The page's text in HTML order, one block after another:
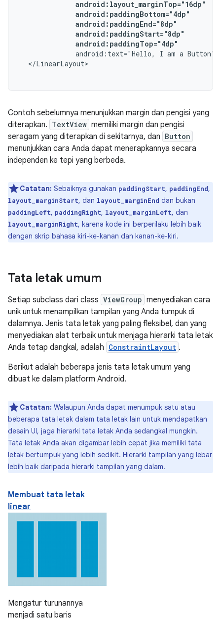
android:paddingTop="4dp"
android:text="Hello,
I am a Button"
Contoh sebelumnya menunjukkan margin dan pengisi yang
diterapkan. TextView memiliki margin dan pengisi
seragam yang diterapkan di sekitarnya, dan Button
menunjukkan cara Anda dapat menerapkannya secara
independen ke tepi yang berbeda.
Catatan: Sebaiknya gunakan paddingStart, paddingEnd,
layout_marginStart, dan layout_marginEnd dan bukan
paddingLeft, paddingRight, layout_marginLeft, dan
layout_marginRight, karena kode ini berperilaku lebih baik
dengan skrip bahasa kiri-ke-kanan dan kanan-ke-kiri.
Tata letak umum
Setiap subclass dari class ViewGroup menyediakan cara
unik untuk menampilkan tampilan yang Anda tumpuk di
dalamnya. Jenis tata letak yang paling fleksibel, dan yang
menyediakan alat terbaik untuk menjaga hierarki tata letak
Anda tetap dangkal, adalah ConstraintLayout .
Berikut adalah beberapa jenis tata letak umum yang
dibuat ke dalam platform Android.
Catatan: Walaupun Anda dapat menumpuk satu atau
beberapa tata letak dalam tata letak lain untuk mendapatkan
desain UI, jaga hierarki tata letak Anda sedangkal mungkin.
Tata letak Anda akan digambar lebih cepat jika memiliki tata
letak bertumpuk yang lebih sedikit. Hierarki tampilan yang lebar
lebih baik daripada hierarki tampilan yang dalam.
Membuat tata letak
linear
Mengatur turunannya
menjadi satu baris